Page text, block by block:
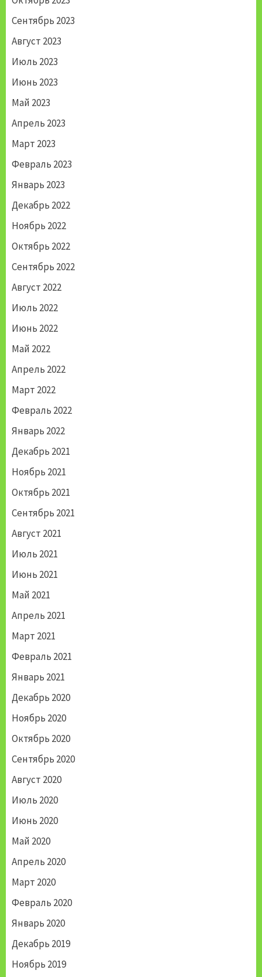
Сентябрь 2023
Август 2023
Июль 2023
Июнь 2023
Май 2023
Апрель 2023
Март 2023
Февраль 2023
Январь 2023
Декабрь 2022
Ноябрь 2022
Октябрь 2022
Сентябрь 2022
Август 2022
Июль 2022
Июнь 2022
Май 2022
Апрель 2022
Март 2022
Февраль 2022
Январь 2022
Декабрь 2021
Ноябрь 2021
Октябрь 2021
Сентябрь 2021
Август 2021
Июль 2021
Июнь 2021
Май 2021
Апрель 2021
Март 2021
Февраль 2021
Январь 2021
Декабрь 2020
Ноябрь 2020
Октябрь 2020
Сентябрь 2020
Август 2020
Июль 2020
Июнь 2020
Май 2020
Апрель 2020
Март 2020
Февраль 2020
Январь 2020
Декабрь 2019
Ноябрь 2019